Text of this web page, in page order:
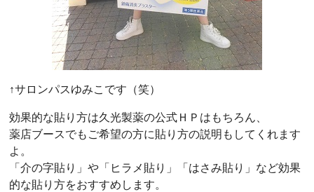
↑サロンパスゆみこです（笑）
効果的な貼り方は久光製薬の公式ＨＰはもちろん、
薬店ブースでもご希望の方に貼り方の説明もしてくれます
よ。
「介の字貼り」や「ヒラメ貼り」「はさみ貼り」など効果
的な貼り方をおすすめします。